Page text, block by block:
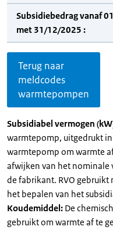
Subsidiebedrag vanaf
met 31/12/2025 :
Terug naar
meldcodes
warmtepompen
Subsidiabel vermogen
warmtepomp, uitgedrukt in
warmtepomp om warmte
afwijken van het nominale
de fabrikant. RVO
het bepalen van het
Koudemiddel: De
gebruikt om warmte af te